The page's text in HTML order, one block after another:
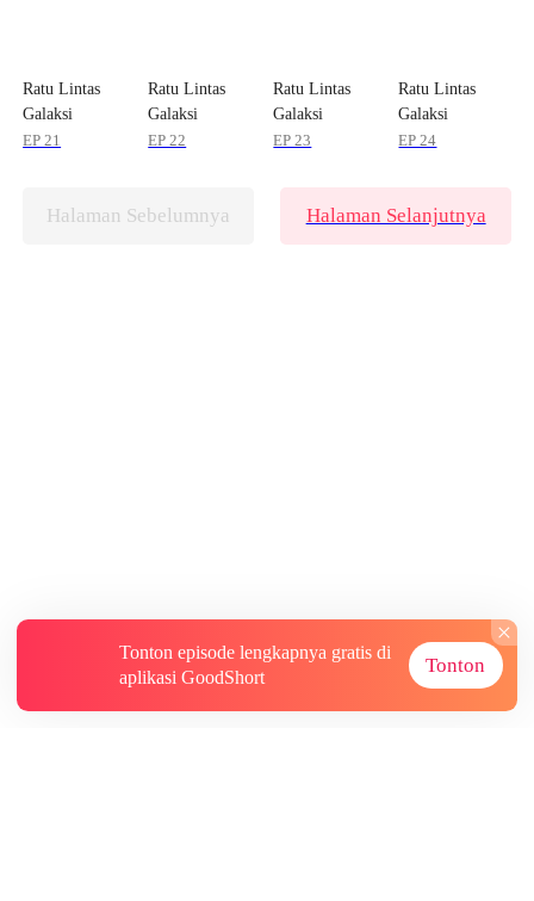
Ratu Lintas
Galaksi
EP 21
Ratu Lintas
Galaksi
EP 22
Ratu Lintas
Galaksi
EP 23
Ratu Lintas
Galaksi
EP 24
Halaman Sebelumnya Halaman Selanjutnya
Tonton episode lengkapnya gratis di
aplikasi GoodShort
Tonton